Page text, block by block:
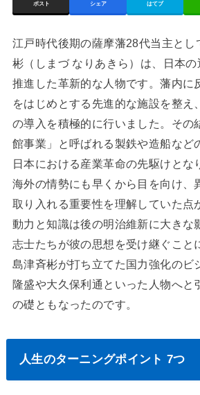
ポスト シェア はてブ
江戸時代後期の薩摩藩28代当主とし
彬（しまづ なりあきら）は、日本
推進した革新的な人物です。藩内に
をはじめとする先進的な施設を整え
の導入を積極的に行いました。その
館事業」と呼ばれる製鉄や造船など
日本における産業革命の先駆けとな
海外の情勢にも早くから目を向け、
取り入れる重要性を理解していた点
動力と知識は後の明治維新に大きな
志士たちが彼の思想を受け継ぐこと
島津斉彬が打ち立てた国力強化のビ
隆盛や大久保利通といった人物へと
の礎ともなったのです。
人生のターニングポイント 7つ